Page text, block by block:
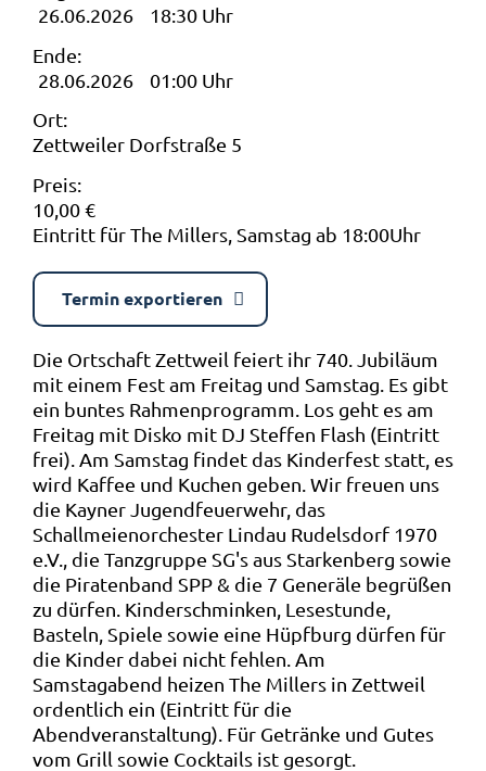
26.06.2026
18:30 Uhr
Ende:
28.06.2026
01:00 Uhr
Ort:
Zettweiler Dorfstraße 5
Preis:
10,00 €
Eintritt für The Millers, Samstag ab 18:00Uhr
Termin exportieren
Die Ortschaft Zettweil feiert ihr 740. Jubiläum
mit einem Fest am Freitag und Samstag. Es gibt
ein buntes Rahmenprogramm. Los geht es am
Freitag mit Disko mit DJ Steffen Flash (Eintritt
frei). Am Samstag findet das Kinderfest statt, es
wird Kaffee und Kuchen geben. Wir freuen uns
die Kayner Jugendfeuerwehr, das
Schallmeienorchester Lindau Rudelsdorf 1970
e.V., die Tanzgruppe SG's aus Starkenberg sowie
die Piratenband SPP & die 7 Generäle begrüßen
zu dürfen. Kinderschminken, Lesestunde,
Basteln, Spiele sowie eine Hüpfburg dürfen für
die Kinder dabei nicht fehlen. Am
Samstagabend heizen The Millers in Zettweil
ordentlich ein (Eintritt für die
Abendveranstaltung). Für Getränke und Gutes
vom Grill sowie Cocktails ist gesorgt.